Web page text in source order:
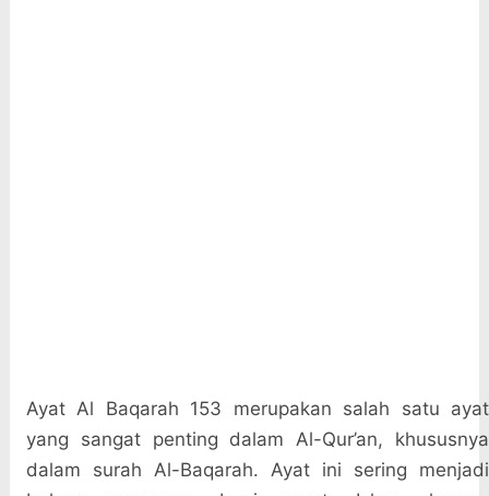
Ayat Al Baqarah 153 merupakan salah satu ayat
yang sangat penting dalam Al-Qur’an, khususnya
dalam surah Al-Baqarah. Ayat ini sering menjadi